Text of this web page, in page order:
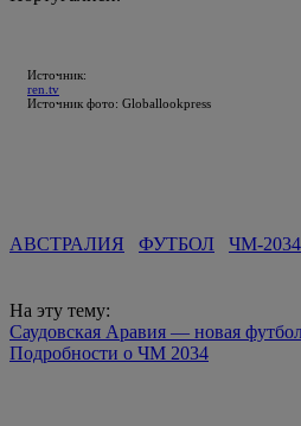
Источник:
ren.tv
Источник фото: Globallookpress
АВСТРАЛИЯ ФУТБОЛ ЧМ-2034
На эту тему:
Саудовская Аравия — новая
Подробности о ЧМ 2034